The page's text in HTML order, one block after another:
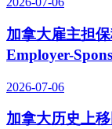
加拿大雇主担
Employer-
2026-07-06
加拿大历史上